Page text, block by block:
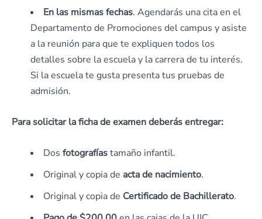
En las mismas fechas. Agendarás una cita en el
Departamento de Promociones del campus y asiste
a la reunión para que te expliquen todos los
detalles sobre la escuela y la carrera de tu interés.
Si la escuela te gusta presenta tus pruebas de
admisión.
Para solicitar la ficha de examen deberás entregar:
Dos fotografíastamaño infantil.
Original y copia de acta de nacimiento.
Original y copia de Certificado de Bachillerato.